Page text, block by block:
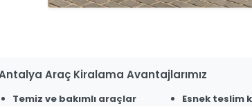
Araç Kiralama Avantajlarımız
Temiz ve bakımlı araçlar
Esnek teslim